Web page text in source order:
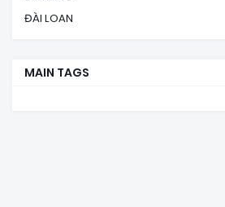
ĐÀI LOAN
MAIN TAGS